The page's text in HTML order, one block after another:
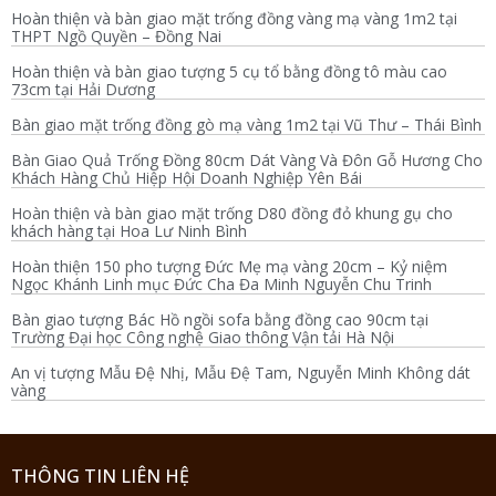
Hoàn thiện và bàn giao mặt trống đồng vàng mạ vàng 1m2 tại
THPT Ngồ Quyền – Đồng Nai
Hoàn thiện và bàn giao tượng 5 cụ tổ bằng đồng tô màu cao
73cm tại Hải Dương
Bàn giao mặt trống đồng gò mạ vàng 1m2 tại Vũ Thư – Thái Bình
Bàn Giao Quả Trống Đồng 80cm Dát Vàng Và Đôn Gỗ Hương Cho
Khách Hàng Chủ Hiệp Hội Doanh Nghiệp Yên Bái
Hoàn thiện và bàn giao mặt trống D80 đồng đỏ khung gụ cho
khách hàng tại Hoa Lư Ninh Bình
Hoàn thiện 150 pho tượng Đức Mẹ mạ vàng 20cm – Kỷ niệm
Ngọc Khánh Linh mục Đức Cha Đa Minh Nguyễn Chu Trinh
Bàn giao tượng Bác Hồ ngồi sofa bằng đồng cao 90cm tại
Trường Đại học Công nghệ Giao thông Vận tải Hà Nội
An vị tượng Mẫu Đệ Nhị, Mẫu Đệ Tam, Nguyễn Minh Không dát
vàng
THÔNG TIN LIÊN HỆ